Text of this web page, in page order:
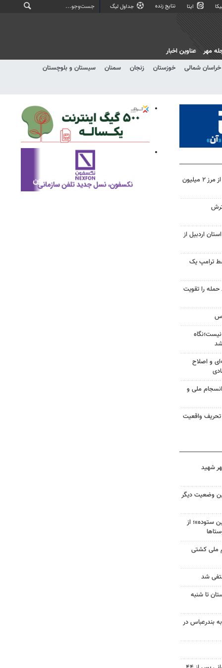
ایتا نتایج زنده جداول لیگ
خراسان شمالی خوزستان زنجان سمنان
سیستان و بلوچستان
مهر عناوین اخبار
تردد زائران اربعین در خوزستان از مرز ۲ میلیون
اردبیل از
ترامپ یک
خط حمله را تقویت
و اصلاح
ملی و
واقعیت
شهید
وضعیت دیگر
ستوده»؛ از
ملی کشتی
شد
تا شنبه
بندرعباس در